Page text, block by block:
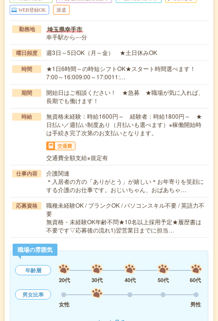
WEB登録OK 派遣
勤務地 埼玉県幸手市
幸手駅から---分
曜日頻度 週3日～5日OK（月～金） ★土日休みOK
時間
★1日6時間～の時短シフトOK★スタート時間選べます！
7:00～16:009:00～17:0011:…
期間
開始日はご相談ください！ ★急募 ★職場が気に入れば、
長期でも働けます！
時給
無資格未経験：時給1600円～ 経験者：時給1800円～ ★
日払い／週払い制度あり（月払いも選べます）※稼働開始時
は手続き完了次第のお支払いとなります。
交通費
交通費全額支給※規定有
仕事内容
介護関連
＊入居者の方の「ありがとう」が嬉しい＊お年寄りを笑顔に
する介護のお仕事です。おじいちゃん、おばあちゃ…
応募資格
職種未経験OK / ブランクOK / パソコンスキル不要 / 英語力不
要
無資格・未経験OK年齢不問★10名以上採用予定★履歴書は
不要です▽応募後の流れ1)翌営業日までに担当…
職場の雰囲気
年齢層
20代
30代 40代 50代
60代
男女比率
女性
男性